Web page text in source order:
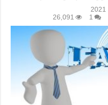
1
26,091